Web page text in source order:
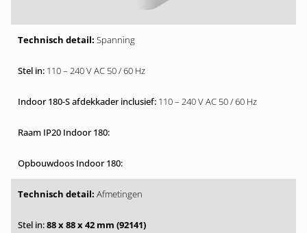
Spanning
110 – 240 V AC 50 / 60 Hz
110 – 240 V AC 50 / 60 Hz
Afmetingen
88 x 88 x 42 mm (92141)